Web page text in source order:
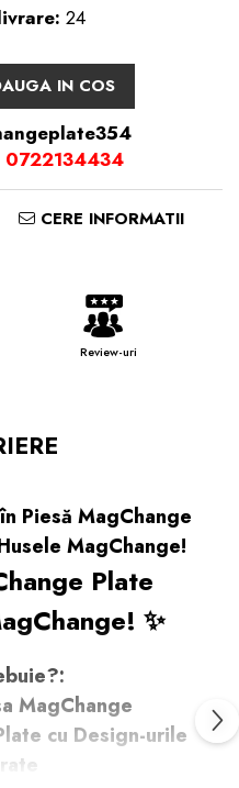
24
IN COS
0722134434
CERE INFORMATII
Review-uri
Piesă MagChange
MagChange!
Plate
✨
MagChange
cu Design-urile